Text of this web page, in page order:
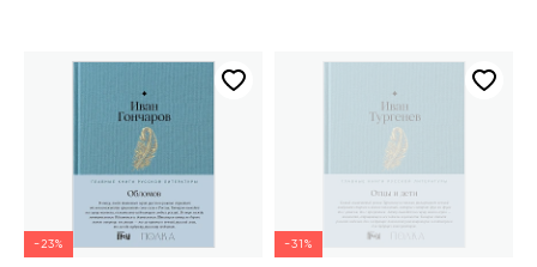
-23% -31%